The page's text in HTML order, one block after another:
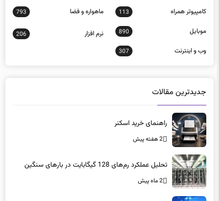
كامپيوتر همراه 113 ماهواره و فضا 793
موبايل 890 نرم افزار 206
وب و اينترنت 307
جدیدترین مقالات
راهنمای خرید اسکنر
2 هفته پیش
تحلیل عملکرد رم‌های 128 گیگابایت در بارهای سنگین
2 ماه پیش